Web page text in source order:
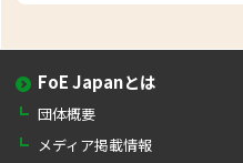
FoE Japanとは
団体概要
メディア掲載情報